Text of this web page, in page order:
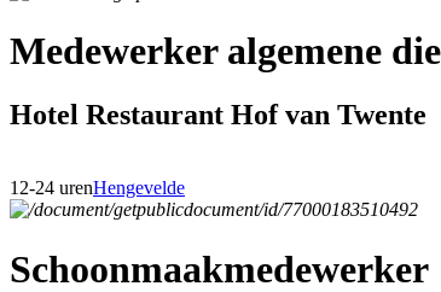
Medewerker algemene
Hotel Restaurant Hof van Twente
12-24 urenHengevelde
Schoonmaakmedewerker